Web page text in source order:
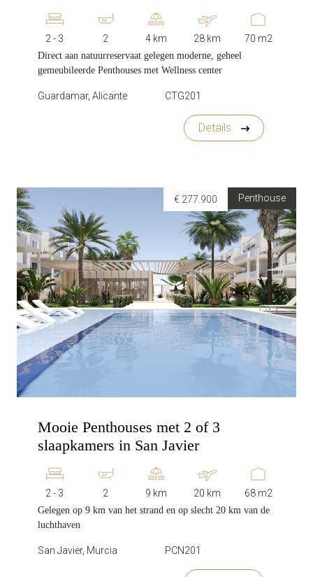
2 - 3 2 4 km 28 km 70 m2
Direct aan natuurreservaat gelegen moderne, geheel
gemeubileerde Penthouses met Wellness center
Guardamar, Alicante CTG201
Details
Penthouse
€ 277.900
Mooie Penthouses met 2 of 3
slaapkamers in San Javier
2 - 3 2 9 km 20 km 68 m2
Gelegen op 9 km van het strand en op slecht 20 km van de
luchthaven
San Javier, Murcia PCN201